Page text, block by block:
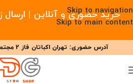
Skip to navigation
Skip to main content
خرید حضوری و آنلاین | ارسال زیر 2 ساعت در
09377477910 - 09127708341 علیزاده
آدرس حضوری: تهران اکباتان فاز 2 مجتمع تجاری مگامال طبقه G2